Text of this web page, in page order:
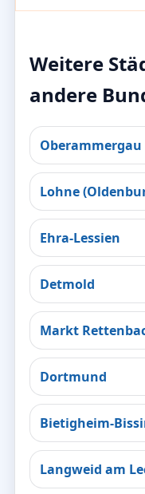
Weitere
andere
Oberammergau
Lohne
Ehra-Lessien
Detmold
Markt
Dortmund
Bietigheim-
Langweid am